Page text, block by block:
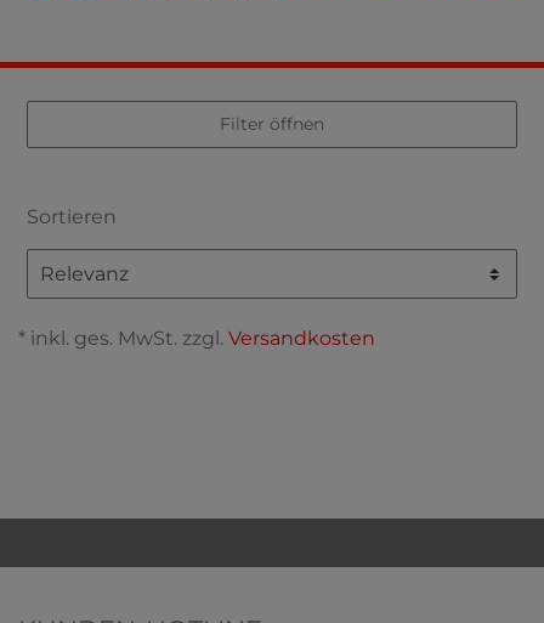
Filter öffnen
Sortieren
* inkl. ges. MwSt. zzgl. Versandkosten